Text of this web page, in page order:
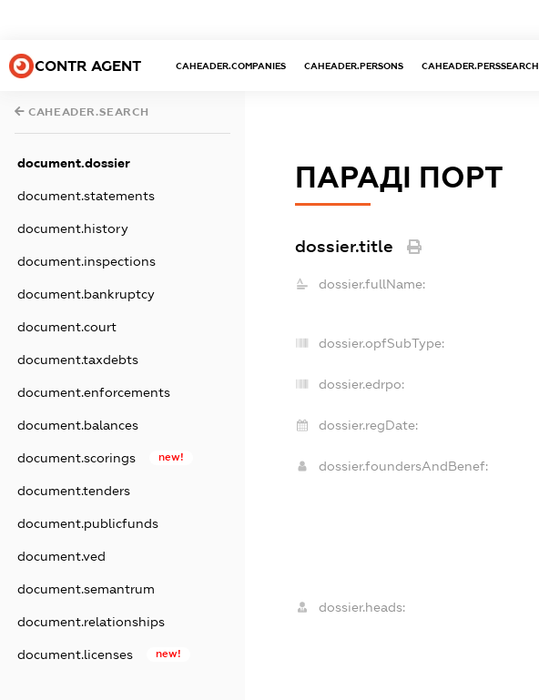
CONTR AGENT CAHEADER.COMPANIES CAHEADER.PERSONS CAHEADER.PERSSEARCH
CAHEADER.SEARCH
document.dossier
document.statements
document.history
document.inspections
document.bankruptcy
document.court
document.taxdebts
document.enforcements
document.balances
document.scorings new!
document.tenders
document.publicfunds
document.ved
document.semantrum
document.relationships
document.licenses new!
ПАРАДІ ПОРТ
dossier.title
dossier.fullName:
dossier.opfSubType:
dossier.edrpo:
dossier.regDate:
dossier.foundersAndBenef:
dossier.heads: